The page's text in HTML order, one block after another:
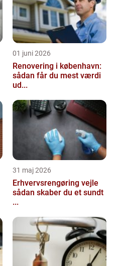
01 juni 2026
Renovering i københavn:
sådan får du mest værdi
ud...
31 maj 2026
Erhvervsrengøring vejle
sådan skaber du et sundt
...